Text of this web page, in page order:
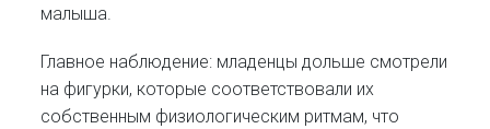
малыша.
Главное наблюдение: младенцы дольше смотрели
на фигурки, которые соответствовали их
собственным физиологическим ритмам, что